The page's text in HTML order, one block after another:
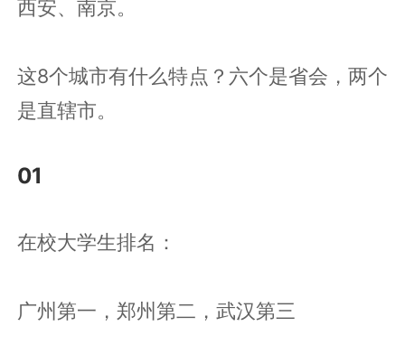
西安、南京。
这8个城市有什么特点？六个是省会，两个
是直辖市。
01
在校大学生排名：
广州第一，郑州第二，武汉第三